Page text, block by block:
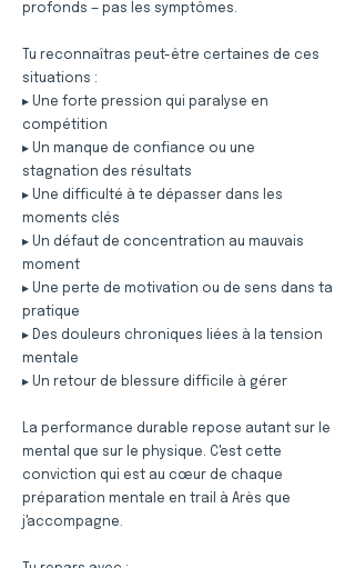
profonds — pas les symptômes.
Tu reconnaîtras peut-être certaines de ces
situations :
▸ Une forte pression qui paralyse en
compétition
▸ Un manque de confiance ou une
stagnation des résultats
▸ Une difficulté à te dépasser dans les
moments clés
▸ Un défaut de concentration au mauvais
moment
▸ Une perte de motivation ou de sens dans ta
pratique
▸ Des douleurs chroniques liées à la tension
mentale
▸ Un retour de blessure difficile à gérer
La performance durable repose autant sur le
mental que sur le physique. C'est cette
conviction qui est au cœur de chaque
préparation mentale en trail à Arès que
j'accompagne.